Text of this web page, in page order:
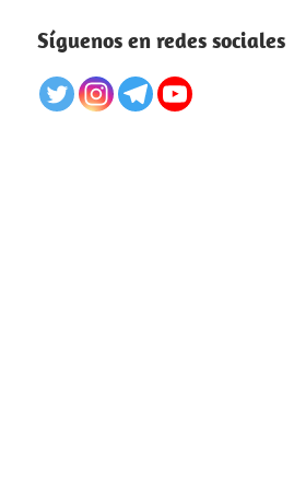
Síguenos en redes sociales